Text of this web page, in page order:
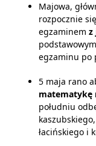
Majowa,
rozpocznie
egzaminem z
egzaminu po
5 maja rano
matematykę
południu
łacińskiego i